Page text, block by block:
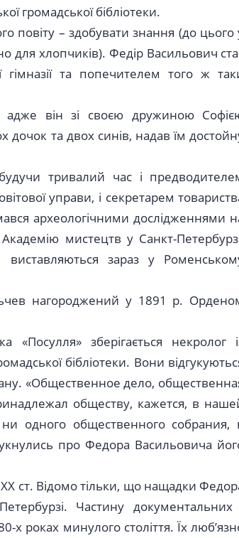
громадської бібліотеки.
повіту – здобувати знання (до цього
хлопчиків). Федір Васильович
гімназії та попечителем того ж
адже він зі своєю дружиною
та двох синів, надав їм
тривалий час і
управи, і секретарем
археологічними дослідженнями
мистецтв у Санкт-
зараз у
нагороджений у 1891 р.
«Посулля» зберігається некролог
бібліотеки. Вони
«Общественное дело,
обществу, кажется, в
одного общественного собрания,
про Федора Васильовича
ст. Відомо тільки, що нащадки
Частину документальних
х роках минулого століття. Їх